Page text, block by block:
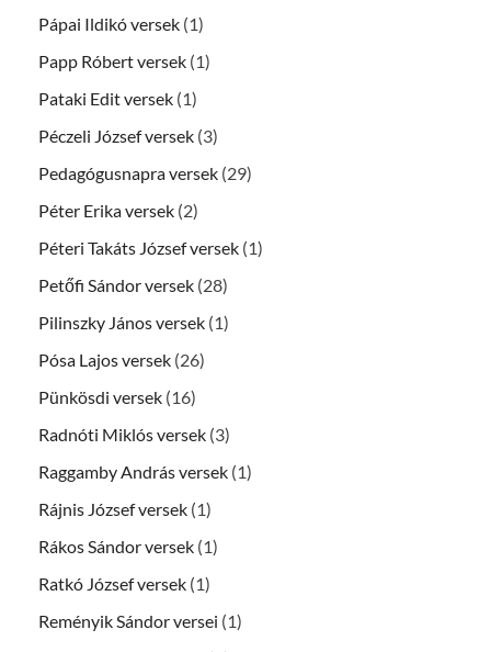
Pápai Ildikó versek (1)
Papp Róbert versek (1)
Pataki Edit versek (1)
Péczeli József versek (3)
Pedagógusnapra versek (29)
Péter Erika versek (2)
Péteri Takáts József versek (1)
Petőfi Sándor versek (28)
Pilinszky János versek (1)
Pósa Lajos versek (26)
Pünkösdi versek (16)
Radnóti Miklós versek (3)
Raggamby András versek (1)
Rájnis József versek (1)
Rákos Sándor versek (1)
Ratkó József versek (1)
Reményik Sándor versei (1)